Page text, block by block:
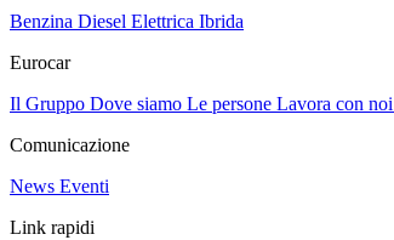
Benzina Diesel Elettrica Ibrida
Eurocar
Il Gruppo Dove siamo Le persone Lavora con noi
Comunicazione
News Eventi
Link rapidi